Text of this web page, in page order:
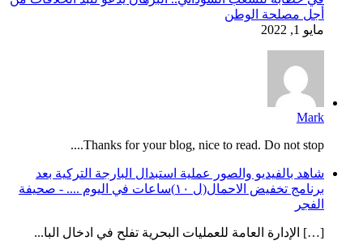
أجل مصلحة الوطن
مايو 1, 2022
Mark
Thanks for your blog, nice to read. Do not stop....
شاهد بالفيديو والصور عملية استبدال البارجة التركية بعد
برنامج تخفيض الاحمال(ل ١٠)ساعات في اليوم .... - صحيفة
الفجر
[…] الإدارة العامة للعمليات البحرية تفلح في ادخال البا...